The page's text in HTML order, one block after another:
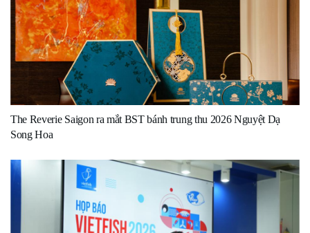
The Reverie Saigon ra mắt BST bánh trung thu 2026 Nguyệt Dạ
Song Hoa